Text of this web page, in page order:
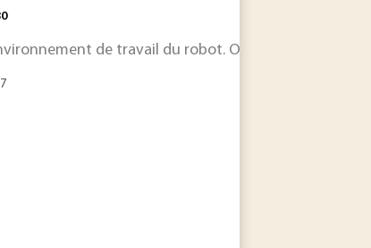
d’
de travail du robot. On parle alors de «